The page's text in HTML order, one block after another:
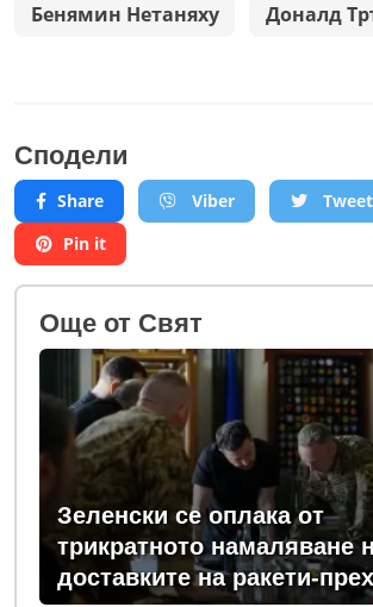
Бенямин Нетаняху Доналд
Сподели
Share Viber
Tweet
Pin it
Oще от Свят
Зеленски се оплака от
трикратното намаляване
доставките на ракети-